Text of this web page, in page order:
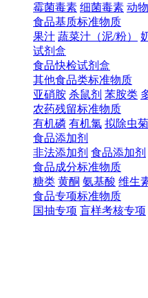
霉菌毒素 细菌毒素 动
食品基质标准物质
果汁 蔬菜汁（泥/粉）
试剂盒
食品快检试剂盒
其他食品类标准物质
亚硝胺 杀鼠剂 苯胺类
农药残留标准物质
有机磷 有机氯 拟除虫
食品添加剂
非法添加剂 食品添加剂
食品成分标准物质
糖类 黄酮 氨基酸 维生
食品专项标准物质
国抽专项 盲样考核专项